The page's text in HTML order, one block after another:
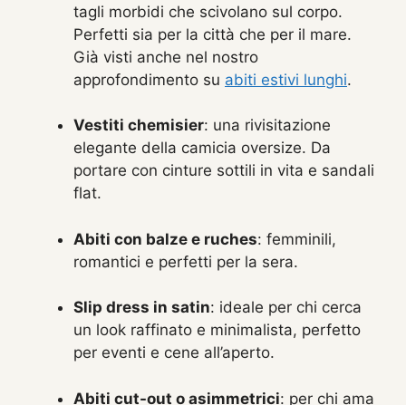
tagli morbidi che scivolano sul corpo.
Perfetti sia per la città che per il mare.
Già visti anche nel nostro
approfondimento su abiti estivi lunghi.
Vestiti chemisier: una rivisitazione
elegante della camicia oversize. Da
portare con cinture sottili in vita e sandali
flat.
Abiti con balze e ruches: femminili,
romantici e perfetti per la sera.
Slip dress in satin: ideale per chi cerca
un look raffinato e minimalista, perfetto
per eventi e cene all’aperto.
Abiti cut-out o asimmetrici: per chi ama